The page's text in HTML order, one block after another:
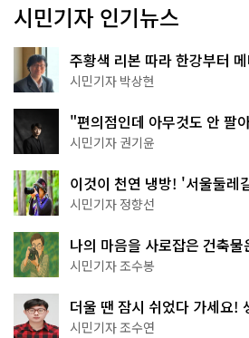
시민기자 인기뉴스
주황색 리본 따라 한강부터
서울둘레길 15코스
시민기자 박상현
"편의점인데 아무것도 안 팔
한 편의점의 정체
시민기자 권기윤
이것이 천연 냉방! '서울둘레
나볼까
시민기자 정향선
나의 마음을 사로잡은 건축
상작 공개!
시민기자 조수봉
더울 땐 잠시 쉬었다 가세요!
·무더위쉼터까지
시민기자 조수연